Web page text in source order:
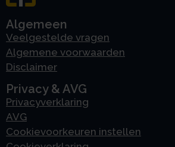
Algemeen
Veelgestelde vragen
Algemene voorwaarden
Disclaimer
Privacy & AVG
Privacyverklaring
AVG
Cookievoorkeuren instellen